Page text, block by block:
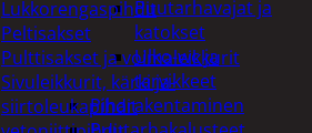
Puutarhavajat ja
katokset
Ulko-wc ja
tarvikkeet
Piharakentaminen
Lukkorengaspihdit
Peltisakset
Pulttisakset ja voimaleikkurit
Sivuleikkurit, kärki ja-
siirtoleukapihdit